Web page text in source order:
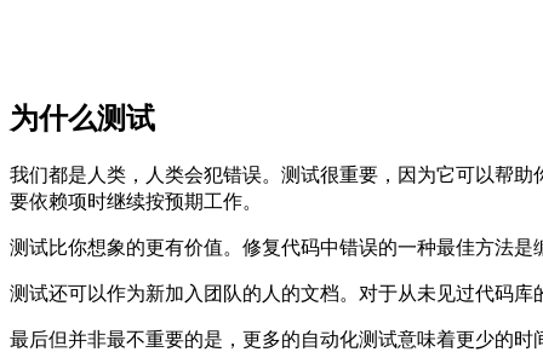
为什么测试
我们都是人类，人类会犯错误。测试很重要，因为它可以帮
要依赖项时继续按预期工作。
测试比你想象的更有价值。修复代码中错误的一种最佳方法
测试还可以作为新加入团队的人的文档。对于从未见过代码
最后但并非最不重要的是，更多的自动化测试意味着更少的时